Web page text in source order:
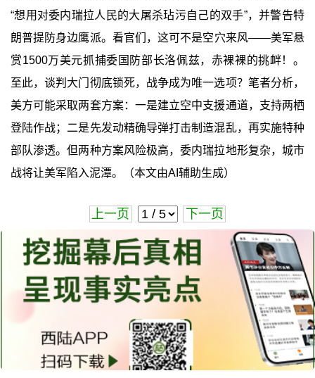
“想用对委内瑞拉人民的大屠杀玷污自己的双手”，并警告特
朗普提防身边鹰派。看官们，这可不是空穴来风——美军悬
赏1500万美元抓捕委国防部长洛佩兹，赤裸裸的挑衅！。
至此，谈判大门彻底锁死，战争成为唯一选项？笔者分析，
美方可能采取两套方案：一是建立空中支援通道，支持两栖
登陆作战；二是先发动精确导弹打击制造混乱，再实施特种
部队渗透。但两种方案风险极高，委内瑞拉地形复杂，城市
战将让美军陷入泥潭。（本文由AI辅助生成）
上一页 下一页